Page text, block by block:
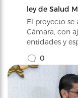
ley de Salud
El proyecto se
Cámara, con
entidades y
0